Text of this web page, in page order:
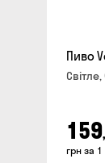
Пиво
159
грн за 1